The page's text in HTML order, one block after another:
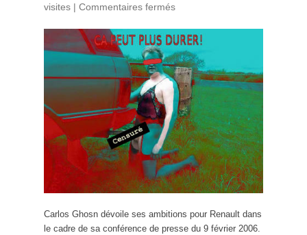
visites | Commentaires fermés
Carlos Ghosn dévoile ses ambitions pour Renault dans
le cadre de sa conférence de presse du 9 février 2006.